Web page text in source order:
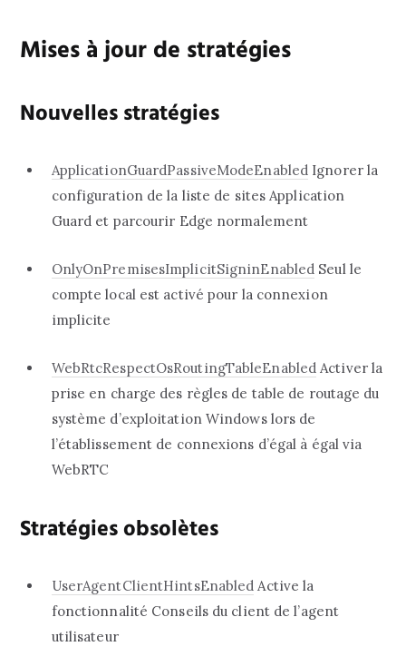
Mises à jour de stratégies
Nouvelles stratégies
‎ApplicationGuardPassiveModeEnabled‎ ‎ Ignorer la
configuration de la liste de sites Application
Guard et parcourir Edge normalement‎
‎OnlyOnPremisesImplicitSigninEnabled‎ ‎ Seul le
compte local est activé pour la connexion
implicite‎
‎WebRtcRespectOsRoutingTableEnabled‎ ‎ Activer la
prise en charge des règles de table de routage du
système d’exploitation Windows lors de
l’établissement de connexions d’égal à égal via
WebRTC‎
Stratégies obsolètes
‎UserAgentClientHintsEnabled‎ ‎ Active la
fonctionnalité Conseils du client de l’agent
utilisateur‎